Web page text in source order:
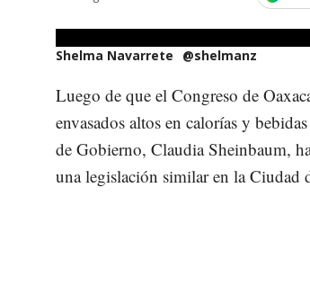
Shelma Navarrete @shelmanz
Luego de que el Congreso de
envasados altos en calorías y
de Gobierno, Claudia Sheinbaum,
una legislación similar en la Ciudad